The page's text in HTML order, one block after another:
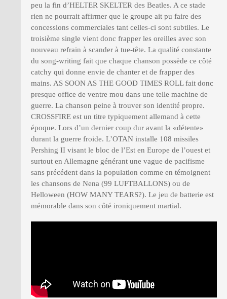
peu la fin d’HELTER SKELTER des Beatles. A ce stade
rien ne pourrait affirmer que le groupe ait pu faire des
concessions commerciales tant celles-ci sont subtiles. Le
troisième single vient donc frapper les oreilles avec son
nouveau refrain à scander à tue-tête. La qualité constante
du song-writing fait que chaque chanson possède ce côté
catchy qui donne envie de chanter et de frapper des
mains. AS SOON AS THE GOOD TIMES ROLL fait donc
presque office de ventre mou dans une telle machine de
guerre. La chanson peine à trouver son identité propre.
CROSSFIRE est un titre typiquement allemand à cette
époque. Lors d’un dernier coup dur avant la «détente»
durant la guerre froide. L’OTAN installe 108 missiles
Pershing II visant le bloc de l’Est en Europe de l’ouest et
surtout en Allemagne générant une vague de pacifisme
sans précédent dans la population comme en témoignent
les chansons de Nena (99 LUFTBALLONS) ou de
Helloween (HOW MANY TEARS?). Le jeu de batterie est
mémorable dans son côté ironiquement martial.